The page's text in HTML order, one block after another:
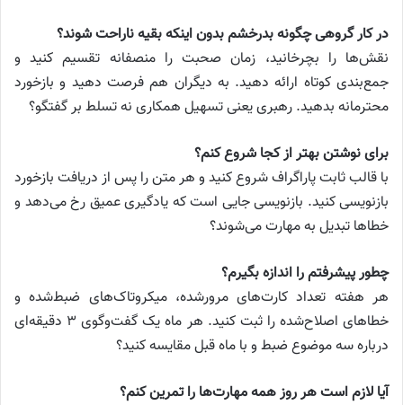
در کار گروهی چگونه بدرخشم بدون اینکه بقیه ناراحت شوند؟
نقش‌ها را بچرخانید، زمان صحبت را منصفانه تقسیم کنید و
جمع‌بندی کوتاه ارائه دهید. به دیگران هم فرصت دهید و بازخورد
محترمانه بدهید. رهبری یعنی تسهیل همکاری نه تسلط بر گفتگو؟
برای نوشتن بهتر از کجا شروع کنم؟
با قالب ثابت پاراگراف شروع کنید و هر متن را پس از دریافت بازخورد
بازنویسی کنید. بازنویسی جایی است که یادگیری عمیق رخ می‌دهد و
خطاها تبدیل به مهارت می‌شوند؟
چطور پیشرفتم را اندازه بگیرم؟
هر هفته تعداد کارت‌های مرورشده، میکروتاک‌های ضبط‌شده و
خطاهای اصلاح‌شده را ثبت کنید. هر ماه یک گفت‌وگوی ۳ دقیقه‌ای
درباره سه موضوع ضبط و با ماه قبل مقایسه کنید؟
آیا لازم است هر روز همه مهارت‌ها را تمرین کنم؟